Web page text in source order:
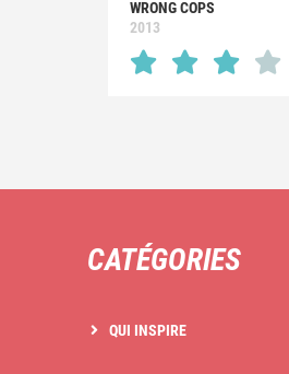
WRONG COPS
2013
CATÉGORIES
QUI INSPIRE